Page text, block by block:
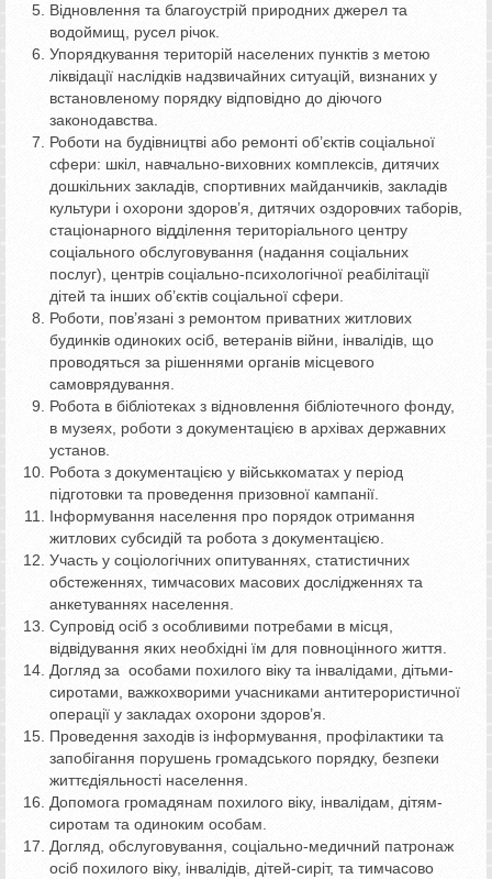
Відновлення та благоустрій природних джерел та
водоймищ, русел річок.
Упорядкування територій населених пунктів з метою
ліквідації наслідків надзвичайних ситуацій, визнаних у
встановленому порядку відповідно до діючого
законодавства.
Роботи на будівництві або ремонті об’єктів соціальної
сфери: шкіл, навчально-виховних комплексів, дитячих
дошкільних закладів, спортивних майданчиків, закладів
культури і охорони здоров’я, дитячих оздоровчих таборів,
стаціонарного відділення територіального центру
соціального обслуговування (надання соціальних
послуг), центрів соціально-психологічної реабілітації
дітей та інших об’єктів соціальної сфери.
Роботи, пов’язані з ремонтом приватних житлових
будинків одиноких осіб, ветеранів війни, інвалідів, що
проводяться за рішеннями органів місцевого
самоврядування.
Робота в бібліотеках з відновлення бібліотечного фонду,
в музеях, роботи з документацією в архівах державних
установ.
Робота з документацією у військкоматах у період
підготовки та проведення призовної кампанії.
Інформування населення про порядок отримання
житлових субсидій та робота з документацією.
Участь у соціологічних опитуваннях, статистичних
обстеженнях, тимчасових масових дослідженнях та
анкетуваннях населення.
Супровід осіб з особливими потребами в місця,
відвідування яких необхідні їм для повноцінного життя.
Догляд за особами похилого віку та інвалідами, дітьми-
сиротами, важкохворими учасниками антитерористичної
операції у закладах охорони здоров’я.
Проведення заходів із інформування, профілактики та
запобігання порушень громадського порядку, безпеки
життєдіяльності населення.
Допомога громадянам похилого віку, інвалідам, дітям-
сиротам та одиноким особам.
Догляд, обслуговування, соціально-медичний патронаж
осіб похилого віку, інвалідів, дітей-сиріт, та тимчасово